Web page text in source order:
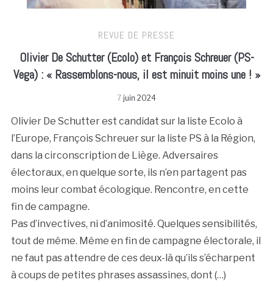
REVUE DE PRESSE
Olivier De Schutter (Ecolo) et François Schreuer (PS-
Vega) : « Rassemblons-nous, il est minuit moins une ! »
7 juin 2024
Olivier De Schutter est candidat sur la liste Ecolo à
l’Europe, François Schreuer sur la liste PS à la Région,
dans la circonscription de Liège. Adversaires
électoraux, en quelque sorte, ils n’en partagent pas
moins leur combat écologique. Rencontre, en cette
fin de campagne.
Pas d’invectives, ni d’animosité. Quelques sensibilités,
tout de même. Même en fin de campagne électorale, il
ne faut pas attendre de ces deux-là qu’ils s’écharpent
à coups de petites phrases assassines, dont (…)